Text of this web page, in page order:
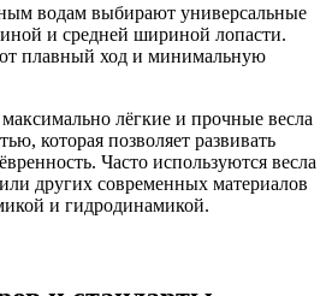
водам выбирают универсальные
и средней шириной лопасти.
плавный ход и минимальную
лёгкие и прочные весла
которая позволяет развивать
Часто используются весла
других современных материалов
и гидродинамикой.